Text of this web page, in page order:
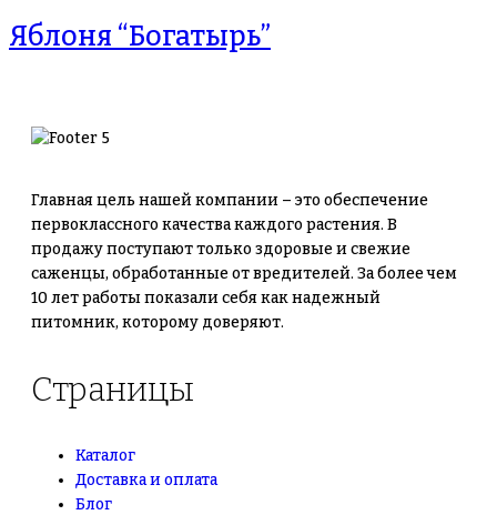
Яблоня “Богатырь”
Главная цель нашей компании – это обеспечение
первоклассного качества каждого растения. В
продажу поступают только здоровые и свежие
саженцы, обработанные от вредителей. За более чем
10 лет работы показали себя как надежный
питомник, которому доверяют.
Страницы
Каталог
Доставка и оплата
Блог